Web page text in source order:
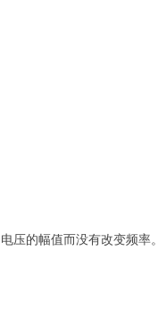
压的幅值而没有改变频率。